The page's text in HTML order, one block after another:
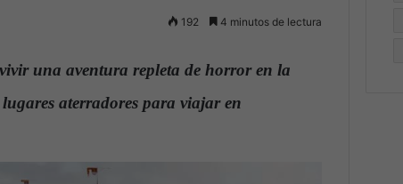
192 4 minutos de lectura
una aventura repleta de horror en la
aterradores para viajar en